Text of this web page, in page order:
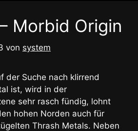
Morbid Origin
von system
der Suche nach klirrend
ist, wird in der
sehr rasch fündig, lohnt
hohen Norden auch für
Thrash Metals. Neben